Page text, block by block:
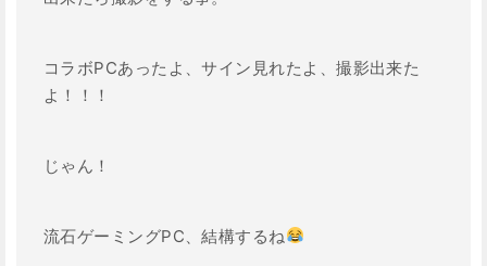
コラボPCあったよ、サイン見れたよ、撮影出来た
よ！！！
じゃん！
流石ゲーミングPC、結構するね